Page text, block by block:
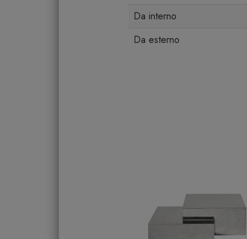
Da interno
Da esterno